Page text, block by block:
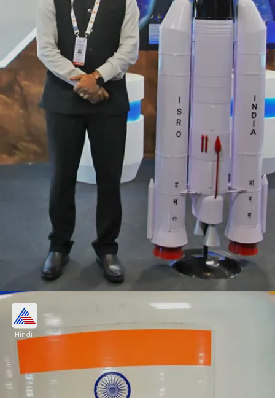
गगनयान मिशन से भारत को क्‍या होगा हासिल?
गगनयान मिशन की कामयाबी से भारतीय अंतरिक्ष यात्रियों को
अंतरिक्ष के वातावरण को समझने का मौका मिलेगा। साथ ही ये
मिशन स्पेस रिसर्च में देश को एक नया मुकाम देगा।
Image credits: Getty
Hindi